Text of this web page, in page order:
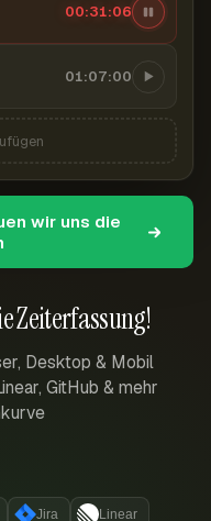
Zeiterfassung!
Desktop & Mobil
GitHub & mehr
Jira Linear
00:31:07
01:07:00
wir uns die